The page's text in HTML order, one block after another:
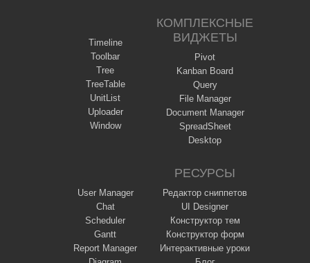
Timeline
Toolbar
Tree
TreeTable
UnitList
Uploader
Window
КОМПЛЕКСНЫЕ
ВИДЖЕТЫ
Pivot
Kanban Board
Query
File Manager
Document Manager
SpreadSheet
Desktop
User Manager
Chat
Scheduler
Gantt
Report Manager
РЕСУРСЫ
Редактор сниппетов
UI Designer
Конструктор тем
Конструктор форм
Интерактивные уроки